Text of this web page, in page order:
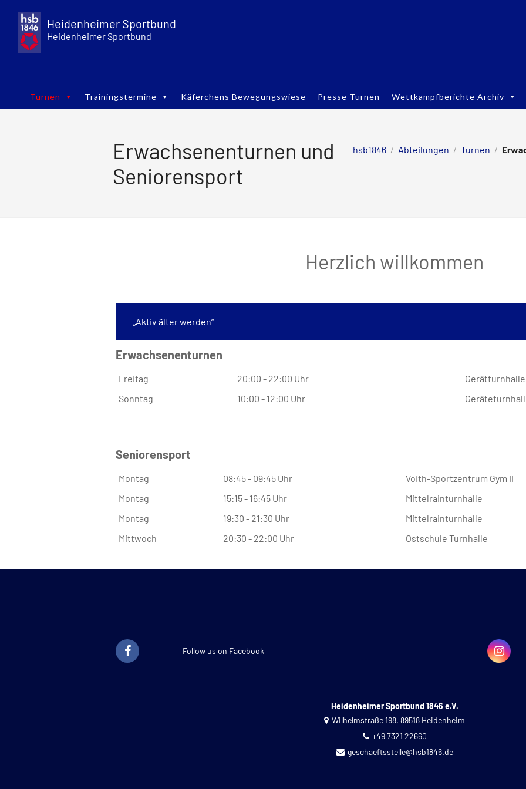
content
Heidenheimer Sportbund
Heidenheimer Sportbund
Turnen Trainingstermine Käferchens Bewegungswiese Presse Turnen Wettkampfberichte Archiv
hsb1846 / Abteilungen / Turnen /
Erwachsenenturnen und
Seniorensport
Herzlich willkommen
„Aktiv älter werden“
Erwachsenenturnen
Freitag 20:00 - 22:00 Uhr
Gerätturnhalle
Sonntag
10:00 - 12:00 Uhr
Seniorensport
Montag 08:45 - 09:45 Uhr
Voith-Sportzentrum Gym II
Montag
15:15 - 16:45 Uhr
Mittelrainturnhalle
Montag
19:30 - 21:30 Uhr
Mittelrainturnhalle
Mittwoch
20:30 - 22:00 Uhr Ostschule Turnhalle
Follow us on Facebook
Heidenheimer Sportbund 1846 e.V.
Wilhelmstraße 198, 89518 Heidenheim
+49 7321 22660
geschaeftsstelle@hsb1846.de